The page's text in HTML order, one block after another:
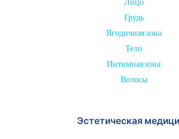
Грудь
Ягодичная зона
Тело
Интимная зона
Волосы
Эстетическая